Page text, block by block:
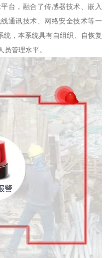
台，融合了传感器技术、嵌入
通讯技术、网络安全技术等一
统，本系统具有自组织、自恢复
管理水平。